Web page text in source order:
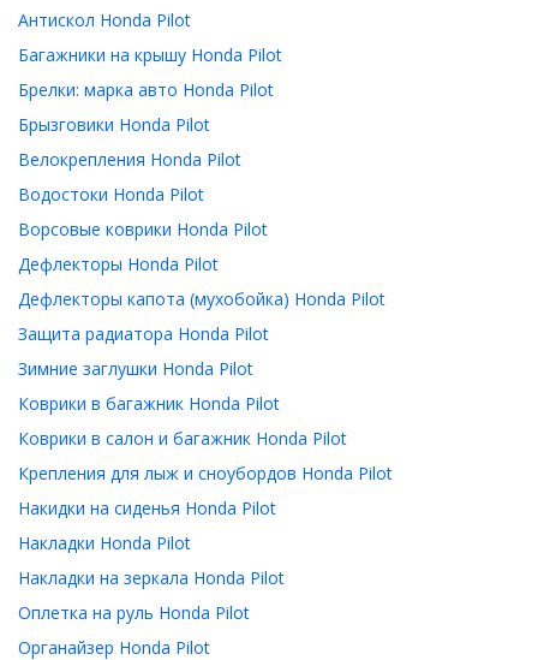
Антискол Honda Pilot
Багажники на крышу Honda Pilot
Брелки: марка авто Honda Pilot
Брызговики Honda Pilot
Велокрепления Honda Pilot
Водостоки Honda Pilot
Ворсовые коврики Honda Pilot
Дефлекторы Honda Pilot
Дефлекторы капота (мухобойка) Honda Pilot
Защита радиатора Honda Pilot
Зимние заглушки Honda Pilot
Коврики в багажник Honda Pilot
Коврики в салон и багажник Honda Pilot
Крепления для лыж и сноубордов Honda Pilot
Накидки на сиденья Honda Pilot
Накладки Honda Pilot
Накладки на зеркала Honda Pilot
Оплетка на руль Honda Pilot
Органайзер Honda Pilot